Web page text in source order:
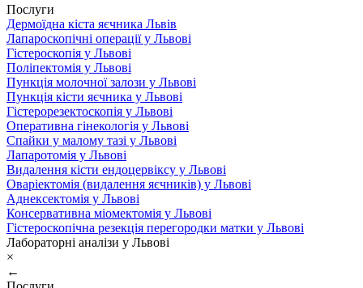
Послуги
Дермоїдна кіста яєчника Львів
Лапароскопічні операції у Львові
Гістероскопія у Львові
Поліпектомія у Львові
Пункція молочної залози у Львові
Пункція кісти яєчника у Львові
Гістерорезектоскопія у Львові
Оперативна гінекологія у Львові
Спайки у малому тазі у Львові
Лапаротомія у Львові
Видалення кісти ендоцервіксу у Львові
Оваріектомія (видалення яєчників) у Львові
Аднексектомія у Львові
Консервативна міомектомія у Львові
Гістероскопічна резекція перегородки матки у Львові
Лабораторні аналізи у Львові
×
←